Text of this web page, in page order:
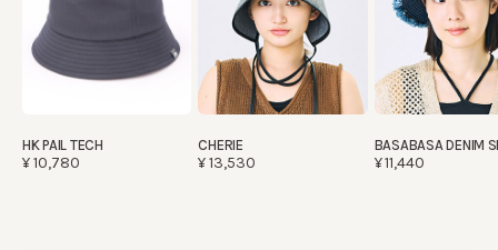
HK PAIL TECH
¥10,780
CHERIE
¥13,530
BASABASA DENIM
¥11,440